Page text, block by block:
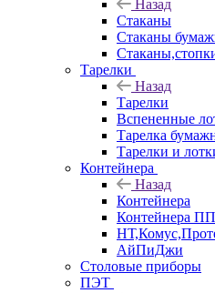
Назад
Стаканы
Стаканы
Тарелки
Назад
Тарелки
Вспененные
Тарелка
Тарелки и
Контейнера
Назад
Контейнера
Контейнера ПП
АйПиДжи
Столовые приборы
ПЭТ